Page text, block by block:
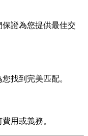
證為您提供最佳交
找到完美匹配。
用或義務。